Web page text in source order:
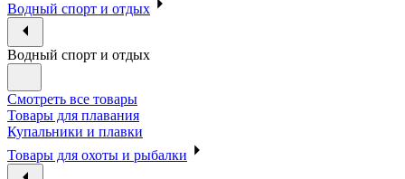
Водный спорт и отдых
Водный спорт и отдых
Смотреть все товары
Товары для плавания
Купальники и плавки
Товары для охоты и рыбалки